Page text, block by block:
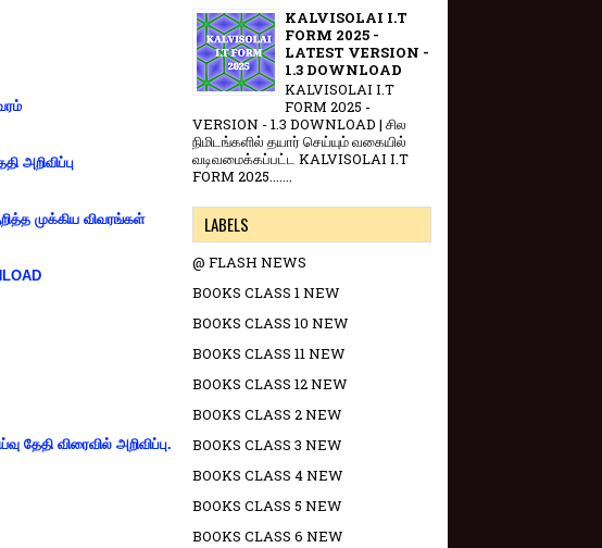
அறிவிப்பு
முக்கிய விவரங்கள்
தேதி விரைவில் அறிவிப்பு.
KALVISOLAI I.T
FORM 2025 -
LATEST VERSION -
1.3 DOWNLOAD
KALVISOLAI I.T
FORM 2025 -
VERSION - 1.3 DOWNLOAD | சில
நிமிடங்களில் தயார் செய்யும் வகையில்
வடிவமைக்கப்பட்ட KALVISOLAI I.T
FORM 2025.......
LABELS
@ FLASH NEWS
BOOKS CLASS 1 NEW
BOOKS CLASS 10 NEW
BOOKS CLASS 11 NEW
BOOKS CLASS 12 NEW
BOOKS CLASS 2 NEW
BOOKS CLASS 3 NEW
BOOKS CLASS 4 NEW
BOOKS CLASS 5 NEW
BOOKS CLASS 6 NEW